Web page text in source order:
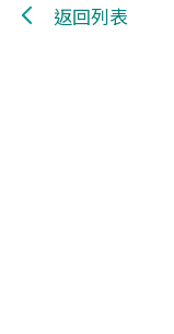
返回列表